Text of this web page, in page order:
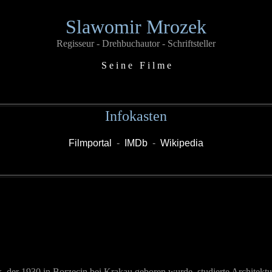
Slawomir Mrozek
Regisseur - Drehbuchautor - Schriftsteller
S e i n e F i l m e
Infokasten
Filmportal - IMDb - Wikipedia